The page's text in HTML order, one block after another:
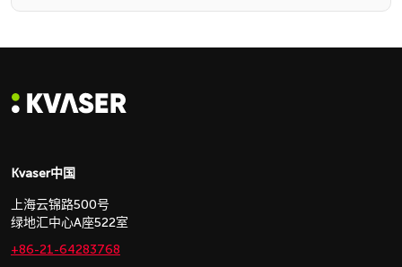
Kvaser中国
上海云锦路500号
绿地汇中心A座522室
+86-21-64283768